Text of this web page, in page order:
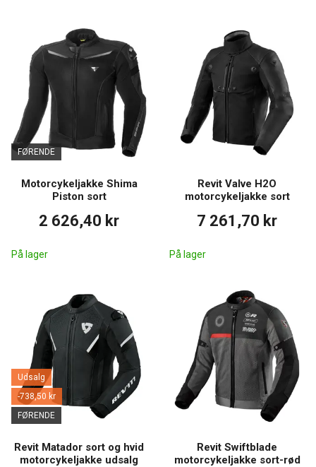
FØRENDE
Motorcykeljakke Shima
Piston sort
2 626,40 kr
På lager
Revit Valve H2O
motorcykeljakke sort
7 261,70 kr
På lager
Udsalg
-738,50 kr
FØRENDE
Revit Matador sort og hvid
motorcykeljakke udsalg
Revit Swiftblade
motorcykeljakke sort-rød